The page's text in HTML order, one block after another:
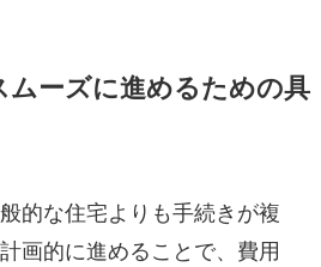
ムーズに進めるための具
的な住宅よりも手続きが複
画的に進めることで、費用